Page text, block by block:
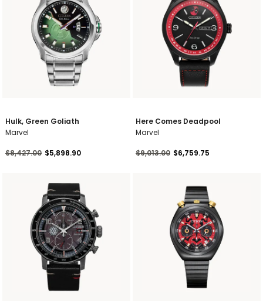
Hulk, Green Goliath
Marvel
Precio reducido de
$8,427.00a$5,898.90
Here Comes Deadpool
Marvel
Precio reducido de
$9,013.00a$6,759.75